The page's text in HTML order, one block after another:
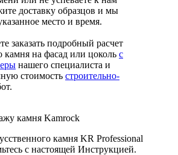
доставку образцов и мы
место и время.
заказать подробный расчет
камня на фасад или цоколь с
нашего специалиста и
стоимость строительно-
камня Kamrock
камня KR Professional
с настоящей Инструкцией.